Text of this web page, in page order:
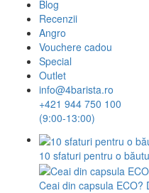
Blog
Recenzii
Angro
Vouchere cadou
Special
Outlet
info@4barista.ro
+421 944 750 100
(9:00-13:00)
10 sfaturi pentru o
Ceai din capsula ECO?